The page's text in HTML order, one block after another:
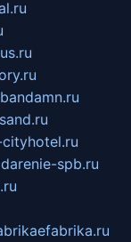
bandamn.ru
spb.ru